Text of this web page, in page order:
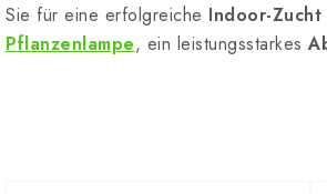
Sie für eine erfolgreiche Indoor-Zucht
Pflanzenlampe, ein leistungsstarkes